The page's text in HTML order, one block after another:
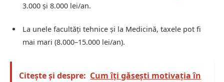
3.000 și 8.000 lei/an.
La unele facultăți tehnice și la Medicină, taxele pot fi
mai mari (8.000–15.000 lei/an).
Citește și despre: Cum îți găsești motivația în